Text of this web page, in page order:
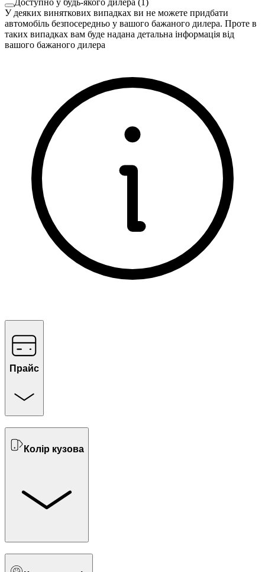
Доступно у будь-якого дилера (1)
У деяких виняткових випадках ви не можете придбати
автомобіль безпосередньо у вашого бажаного дилера. Проте в
таких випадках вам буде надана детальна інформація від
вашого бажаного дилера
Прайс
Колір кузова